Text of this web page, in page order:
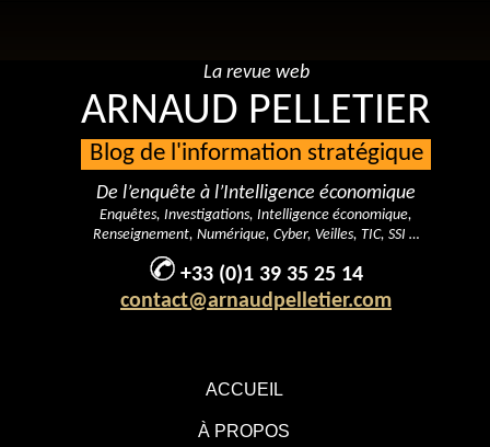
ACCUEIL
À PROPOS
La revue web
ARNAUD PELLETIER
Blog de l'information stratégique
De l’enquête à l’Intelligence économique
Enquêtes, Investigations, Intelligence économique,
Renseignement, Numérique, Cyber, Veilles, TIC, SSI …
+33 (0)1 39 35 25 14
contact@arnaudpelletier.com